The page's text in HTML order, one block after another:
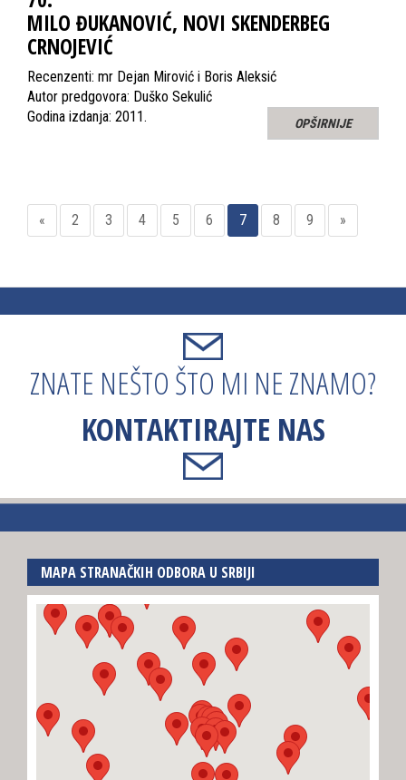
MILO ĐUKANOVIĆ, NOVI SKENDERBEG
CRNOJEVIĆ
Recenzenti: mr Dejan Mirović i Boris Aleksić
Autor predgovora: Duško Sekulić
Godina izdanja: 2011.
OPŠIRNIJE
« 2 3 4 5 6 7 8 9 »
ZNATE NEŠTO ŠTO MI NE ZNAMO?
KONTAKTIRAJTE NAS
MAPA STRANAČKIH ODBORA U SRBIJI